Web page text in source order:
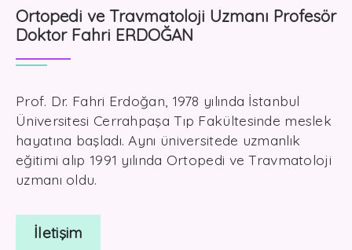
Ortopedi ve Travmatoloji Uzmanı Profesör
Doktor Fahri ERDOĞAN
Prof. Dr. Fahri Erdoğan, 1978 yılında İstanbul
Üniversitesi Cerrahpaşa Tıp Fakültesinde meslek
hayatına başladı. Aynı üniversitede uzmanlık
eğitimi alıp 1991 yılında Ortopedi ve Travmatoloji
uzmanı oldu.
İletişim